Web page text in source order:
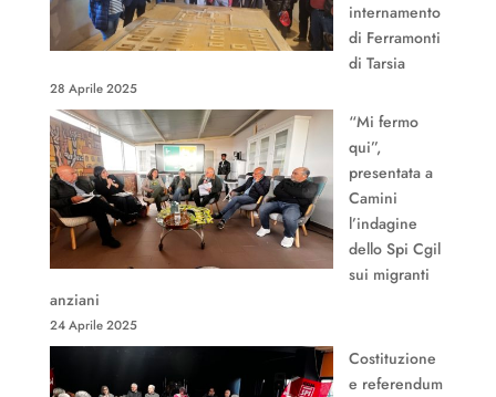
internamento
di Ferramonti
di Tarsia
28 Aprile 2025
“Mi fermo
qui”,
presentata a
Camini
l’indagine
dello Spi Cgil
sui migranti
anziani
24 Aprile 2025
Costituzione
e referendum